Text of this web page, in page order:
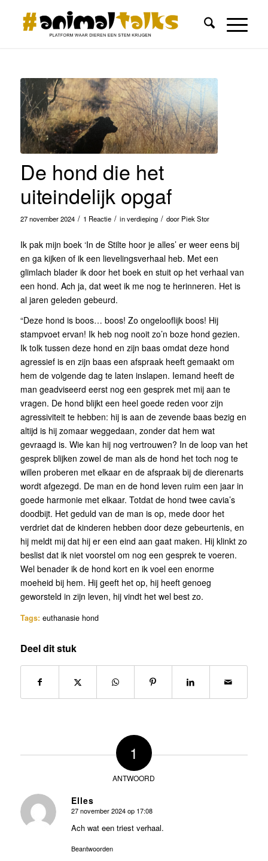
De hond die het
uiteindelijk opgaf
27 november 2024 / 1 Reactie / inverdieping / door Piek Stor
Ik pak mijn boek ‘In de Stilte hoor je alles’ er weer eens bij
en ga kijken of ik een lievelingsverhaal heb. Met een
glimlach blader ik door het boek en stuit op het verhaal van
een hond. Ach ja, dat weet ik me nog te herinneren. Het is
al jaren geleden gebeurd.
“Deze hond is boos… boos! Zo ongelooflijk boos! Hij
stampvoet ervan! Ik heb nog nooit zo’n boze hond gezien.
Ik tolk tussen deze hond en zijn baas omdat deze hond
agressief is en zijn baas een afspraak heeft gemaakt om
hem de volgende dag te laten inslapen. Iemand heeft de
man geadviseerd eerst nog een gesprek met mij aan te
vragen. De hond blijkt een heel goede reden voor zijn
agressiviteit te hebben: hij is aan de zevende baas bezig en
altijd is hij zomaar weggedaan, zonder dat hem wat
gevraagd is. Wie kan hij nog vertrouwen? In de loop van het
gesprek blijken zowel de man als de hond het toch nog te
willen proberen met elkaar en de afspraak bij de dierenarts
wordt afgezegd. De man en de hond leven ruim een jaar in
goede harmonie met elkaar. Totdat de hond twee cavia’s
doodbijt. Het geduld van de man is op, mede door het
verdriet dat de kinderen hebben door deze gebeurtenis, en
hij meldt mij dat hij er een eind aan gaat maken. Hij klinkt zo
beslist dat ik niet voorstel om nog een gesprek te voeren.
Wel benader ik de hond kort en ik voel een enorme
moeheid bij hem. Hij geeft het op, hij heeft genoeg
geworsteld in zijn leven, hij vindt het wel best zo.
Tags: euthanasie hond
Deel dit stuk
1
ANTWOORD
Elles
zegt:
27 november 2024 op 17:08
Ach wat een triest verhaal.
Beantwoorden